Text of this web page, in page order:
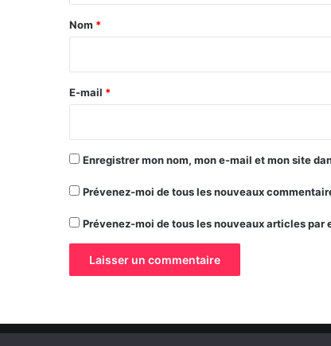
a
e
Nom *
E-mail *
Enregistrer mon nom, mon e-mail et mon site
Prévenez-moi de tous les nouveaux
Prévenez-moi de tous les nouveaux articles par